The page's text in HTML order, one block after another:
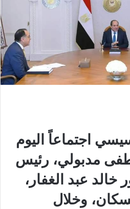
اجتماعاً اليوم
مدبولي، رئيس
خالد عبد الغفار،
وخلال